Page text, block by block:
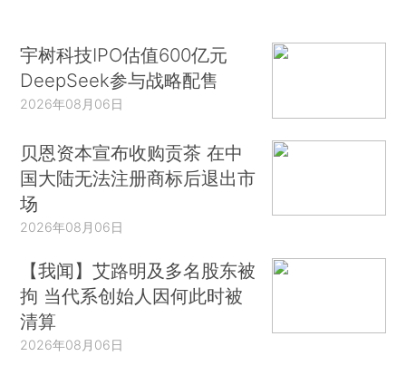
宇树科技IPO估值600亿元
DeepSeek参与战略配售
2026年08月06日
贝恩资本宣布收购贡茶 在中
国大陆无法注册商标后退出市
场
2026年08月06日
【我闻】艾路明及多名股东被
拘 当代系创始人因何此时被
清算
2026年08月06日